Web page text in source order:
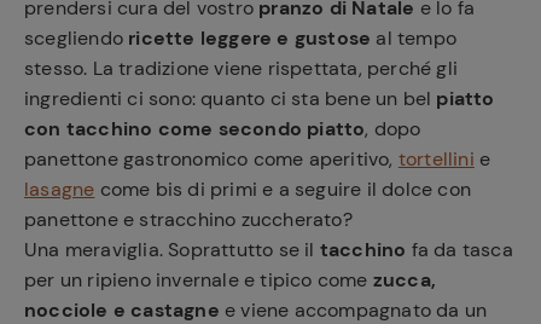
prendersi cura del vostro pranzo di Natale e lo fa
scegliendo ricette leggere e gustose al tempo
stesso. La tradizione viene rispettata, perché gli
ingredienti ci sono: quanto ci sta bene un bel piatto
con tacchino come secondo piatto, dopo
panettone gastronomico come aperitivo, tortellini e
lasagne come bis di primi e a seguire il dolce con
panettone e stracchino zuccherato?
Una meraviglia. Soprattutto se il tacchino fa da tasca
per un ripieno invernale e tipico come zucca,
nocciole e castagne e viene accompagnato da un